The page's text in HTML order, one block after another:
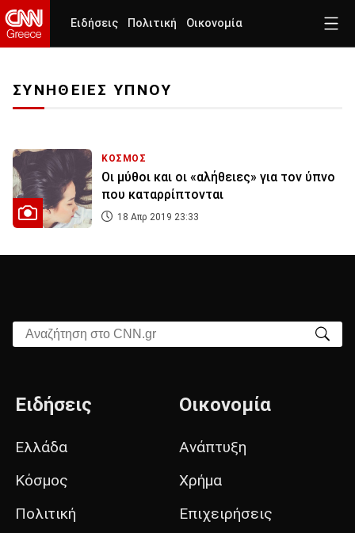
Ειδήσεις Πολιτική Οικονομία
ΣΥΝΗΘΕΙΕΣ ΥΠΝΟΥ
ΚΟΣΜΟΣ
Οι μύθοι και οι «αλήθειες» για τον ύπνο
που καταρρίπτονται
18 Απρ 2019 23:33
Αναζήτηση στο CNN.gr
Ειδήσεις
Ελλάδα
Κόσμος
Πολιτική
Οικονομία
Ανάπτυξη
Χρήμα
Επιχειρήσεις